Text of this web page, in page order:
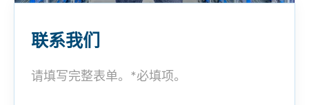
联系我们
请填写完整表单。*必填项。